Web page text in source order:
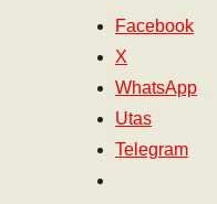
Facebook
X
WhatsApp
Utas
Telegram